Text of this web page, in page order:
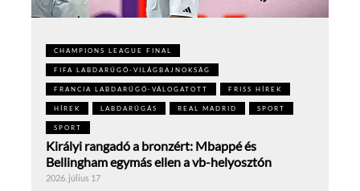
CHAMPIONS LEAGUE FINAL
FIFA LABDARÚGÓ-VILÁGBAJNOKSÁG
FRANCIA LABDARÚGÓ-VÁLOGATOTT FRISS HÍREK
HÍREK LABDARÚGÁS REAL MADRID SPORT
SPORT
Királyi rangadó a bronzért: Mbappé és
Bellingham egymás ellen a vb-helyosztón
2026. július 17